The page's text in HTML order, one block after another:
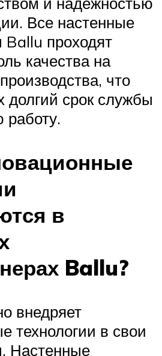
Все настенные
проходят
качества на
что
долгий срок службы
работу.
в
Ballu?
внедряет
технологии в свои
Настенные